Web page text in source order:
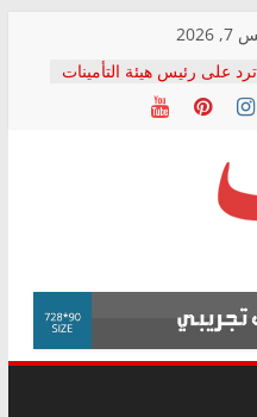
على رئيس هيئة التأمينات
إنكار الأزمة لا ينهي
المعاشات.. ونطالب بكشف
يكتب: القطاع الصحي إلى
الشعبي يطلق لجنة “الحق
لرصد الانتهاكات
الصحفيين.. وانتهاء أعمال
لحقوق الإنسان يعلن
محمد زهران.. ويؤكد:
وضمانات المحاكمة العادلة